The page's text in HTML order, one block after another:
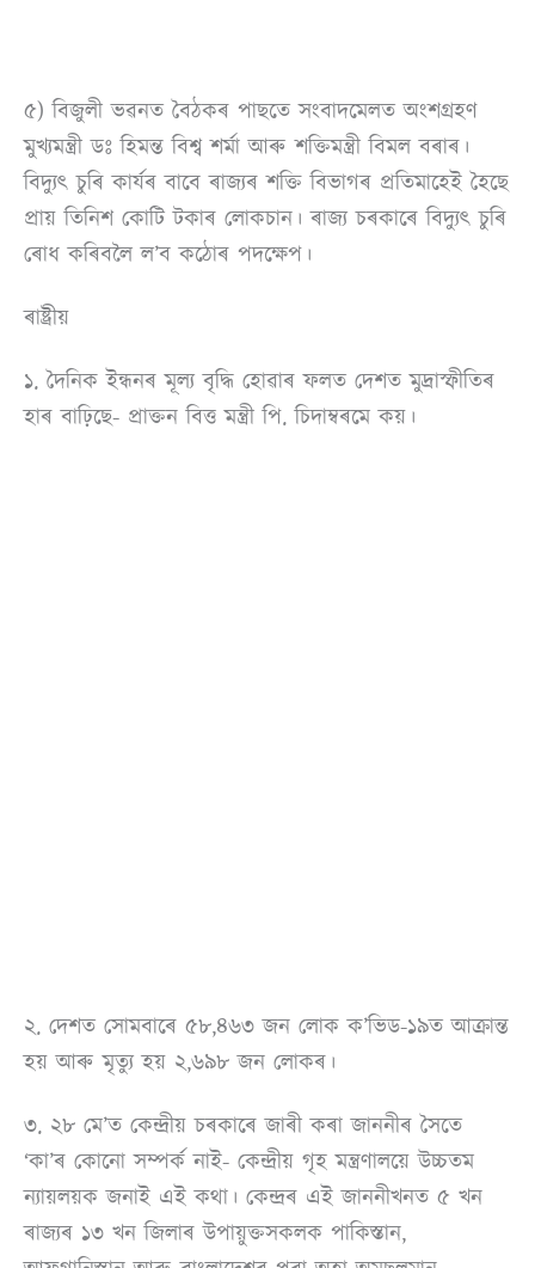
৫) বিজুলী ভৱনত বৈঠকৰ পাছতে সংবাদমেলত অংশগ্ৰহণ
মুখ্যমন্ত্ৰী ডঃ হিমন্ত বিশ্ব শৰ্মা আৰু শক্তিমন্ত্ৰী বিমল বৰাৰ।
বিদ্যুৎ চুৰি কাৰ্যৰ বাবে ৰাজ্যৰ শক্তি বিভাগৰ প্ৰতিমাহেই হৈছে
প্ৰায় তিনিশ কোটি টকাৰ লোকচান। ৰাজ্য চৰকাৰে বিদ্যুৎ চুৰি
ৰোধ কৰিবলৈ ল’ব কঠোৰ পদক্ষেপ।
ৰাষ্ট্ৰীয়
১. দৈনিক ইন্ধনৰ মূল্য বৃদ্ধি হোৱাৰ ফলত দেশত মুদ্ৰাস্ফীতিৰ
হাৰ বাঢ়িছে- প্ৰাক্তন বিত্ত মন্ত্ৰী পি. চিদাম্বৰমে কয়।
২. দেশত সোমবাৰে ৫৮,৪৬৩ জন লোক ক’ভিড-১৯ত আক্ৰান্ত
হয় আৰু মৃত্যু হয় ২,৬৯৮ জন লোকৰ।
৩. ২৮ মে’ত কেন্দ্ৰীয় চৰকাৰে জাৰী কৰা জাননীৰ সৈতে
‘কা’ৰ কোনো সম্পৰ্ক নাই- কেন্দ্ৰীয় গৃহ মন্ত্ৰণালয়ে উচ্চতম
ন্যায়লয়ক জনাই এই কথা। কেন্দ্ৰৰ এই জাননীখনত ৫ খন
ৰাজ্যৰ ১৩ খন জিলাৰ উপায়ুক্তসকলক পাকিস্তান,